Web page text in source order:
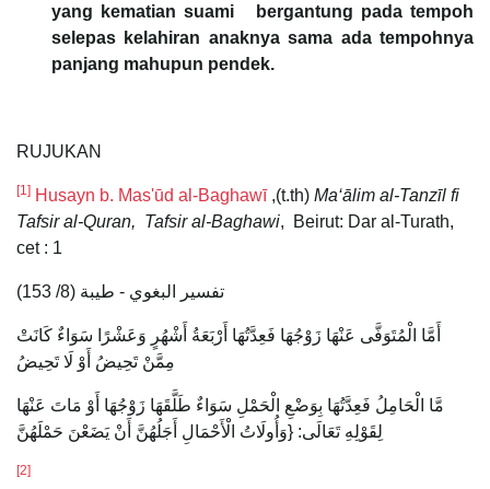
yang kematian suami bergantung pada tempoh
selepas kelahiran anaknya sama ada tempohnya
panjang mahupun pendek.
RUJUKAN
[1] Husayn b. Mas'ūd al-Baghawī,(t.th) Ma‘ālim al-Tanzīl fi
Tafsir al-Quran, Tafsir al-Baghawi, Beirut: Dar al-Turath,
cet : 1
تفسير البغوي - طيبة (8/ 153)
أَمَّا الْمُتَوَفَّى عَنْهَا زَوْجُهَا فَعِدَّتُهَا أَرْبَعَةُ أَشْهُرٍ وَعَشْرًا سَوَاءٌ كَانَتْ
مِمَّنْ تَحِيضُ أَوْ لَا تَحِيضُ
مَّا الْحَامِلُ فَعِدَّتُهَا بِوَضْعِ الْحَمْلِ سَوَاءٌ طَلَّقَهَا زَوْجُهَا أَوْ مَاتَ عَنْهَا
لِقَوْلِهِ تَعَالَى: {وَأُولَاتُ الْأَحْمَالِ أَجَلُهُنَّ أَنْ يَضَعْنَ حَمْلَهُنَّ
[2]